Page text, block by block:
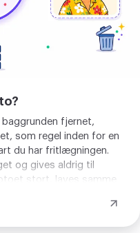
fjernet,
som regel inden for en
du har fritlægningen.
og gives aldrig til
stort, laves samme
motiv.